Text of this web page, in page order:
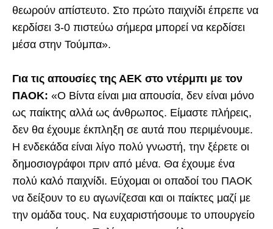
θεωρούν απίστευτο. Στο πρώτο παιχνίδι έπρεπε να
κερδίσει 3-0 πιστεύω σήμερα μπορεί να κερδίσει
μέσα στην Τούμπα».
Για τις απουσίες της ΑΕΚ στο ντέρμπι με τον
ΠΑΟΚ: «Ο Βίντα είναι μια απουσία, δεν είναι μόνο
ως παίκτης αλλά ως άνθρωπος. Είμαστε πλήρεις,
δεν θα έχουμε έκπληξη σε αυτά που περιμένουμε.
Η ενδεκάδα είναι λίγο πολύ γνωστή, την ξέρετε οι
δημοσιογράφοι πριν από μένα. Θα έχουμε ένα
πολύ καλό παιχνίδι. Εύχομαι οι οπαδοί του ΠΑΟΚ
να δείξουν το ευ αγωνίζεσαι και οι παίκτες μαζί με
την ομάδα τους. Να ευχαριστήσουμε το υπουργείο